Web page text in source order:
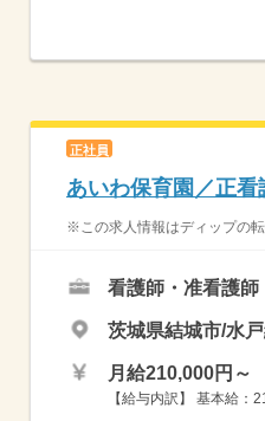
正社員
あいわ保育園／正看
※この求人情報はディップの
看護師・准看護師
茨城県結城市/水
月給210,000円～
【給与内訳】 基本給